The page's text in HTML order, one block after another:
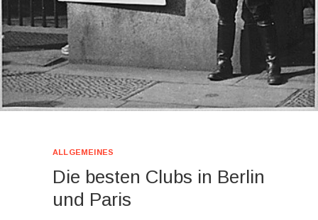
ALLGEMEINES
Die besten Clubs in Berlin
und Paris